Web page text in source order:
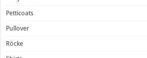
Petticoats
Pullover
Röcke